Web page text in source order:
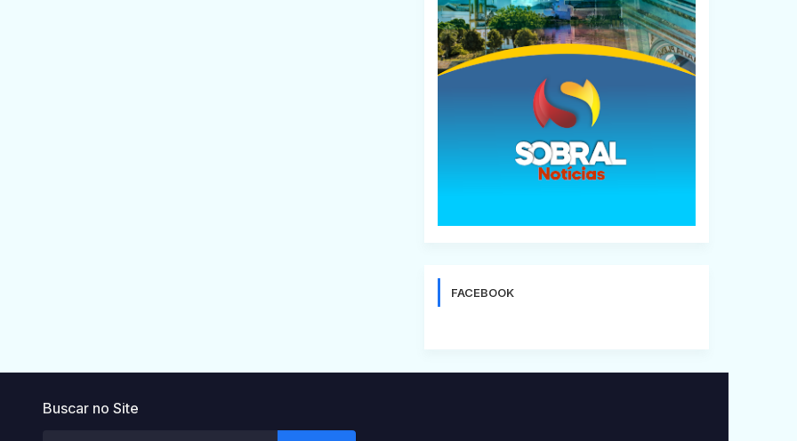
FACEBOOK
Buscar no Site